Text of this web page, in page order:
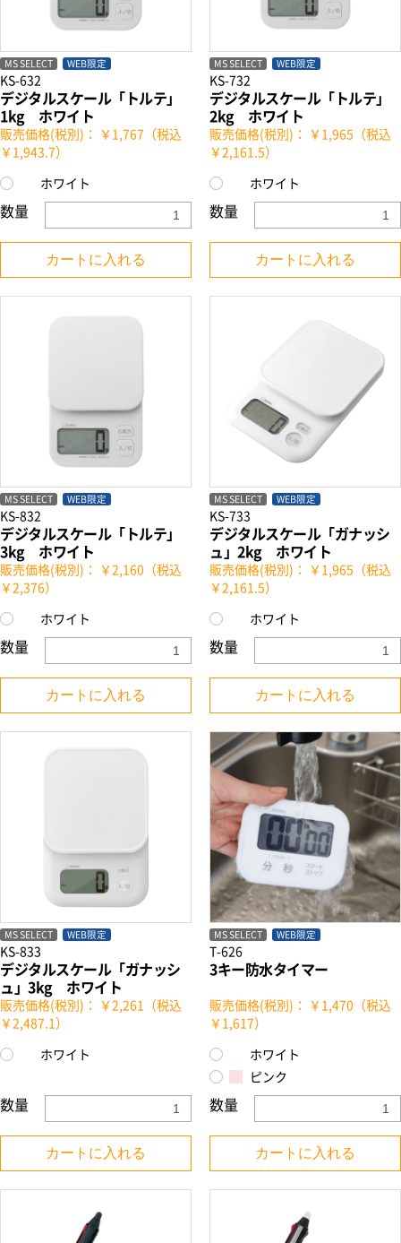
MS SELECT WEB限定
KS-632
デジタルスケール「トルテ」
1kg ホワイト
販売価格(税別)： ￥1,767（税込
￥1,943.7）
ホワイト
数量
カートに入れる
MS SELECT WEB限定
KS-732
デジタルスケール「トルテ」
2kg ホワイト
販売価格(税別)： ￥1,965（税込
￥2,161.5）
ホワイト
数量
カートに入れる
MS SELECT WEB限定
KS-832
デジタルスケール「トルテ」
3kg ホワイト
販売価格(税別)： ￥2,160（税込
￥2,376）
ホワイト
数量
カートに入れる
MS SELECT WEB限定
KS-733
デジタルスケール「ガナッシ
ュ」2kg ホワイト
販売価格(税別)： ￥1,965（税込
￥2,161.5）
ホワイト
数量
カートに入れる
MS SELECT WEB限定
KS-833
デジタルスケール「ガナッシ
ュ」3kg ホワイト
販売価格(税別)： ￥2,261（税込
￥2,487.1）
ホワイト
数量
カートに入れる
MS SELECT WEB限定
T-626
3キー防水タイマー
販売価格(税別)： ￥1,470（税込
￥1,617）
ホワイト
ピンク
数量
カートに入れる